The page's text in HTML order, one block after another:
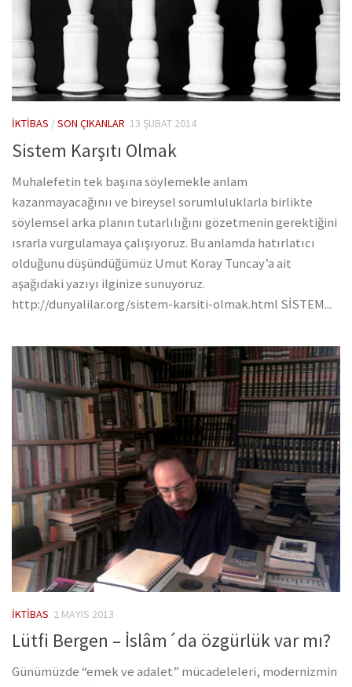
İKTIBAS /SON ÇIKANLAR 13 ŞUBAT 2014
Sistem Karşıtı Olmak
Muhalefetin tek başına söylemekle anlam
kazanmayacağınıı ve bireysel sorumluluklarla birlikte
söylemsel arka planın tutarlılığını gözetmenin gerektiğini
ısrarla vurgulamaya çalışıyoruz. Bu anlamda hatırlatıcı
olduğunu düşündüğümüz Umut Koray Tuncay’a ait
aşağıdaki yazıyı ilginize sunuyoruz.
http://dunyalilar.org/sistem-karsiti-olmak.html SİSTEM...
İKTIBAS 2 MAYIS 2013
Lütfi Bergen – İslâm´da özgürlük var mı?
Günümüzde “emek ve adalet” mücadeleleri, modernizmin